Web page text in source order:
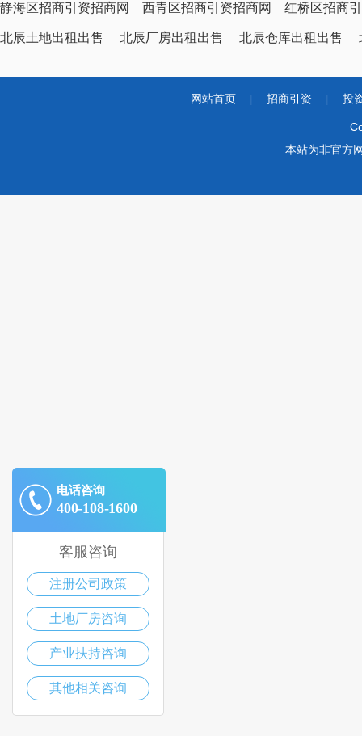
静海区招商引资招商网 西青区招商引资招商网 红桥区招商
北辰土地出租出售 北辰厂房出租出售 北辰仓库出租出售
网站首页 招商引资 投
本站为非官方
电话咨询
400-108-1600
客服咨询
注册公司政策
土地厂房咨询
产业扶持咨询
其他相关咨询